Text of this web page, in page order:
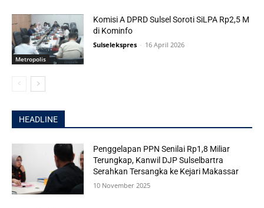
Metropolis
Komisi A DPRD Sulsel Soroti SiLPA Rp2,5 M
di Kominfo
Sulselekspres - 16 April 2026
HEADLINE
Penggelapan PPN Senilai Rp1,8 Miliar
Terungkap, Kanwil DJP Sulselbartra
Serahkan Tersangka ke Kejari Makassar
10 November 2025